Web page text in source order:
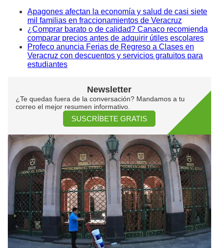
Apagones afectan la economía y salud de casi siete
mil familias en fraccionamientos de Veracruz
¿Comprar barato o de calidad? Canaco recomienda
comparar precios antes de adquirir útiles escolares
Profeco anuncia Ferias de Regreso a Clases en
Veracruz con descuentos y servicios gratuitos para
estudiantes
Newsletter
¿Te quedas fuera de la conversación? Mandamos a tu
correo el mejor resumen informativo.
SUSCRÍBETE GRATIS